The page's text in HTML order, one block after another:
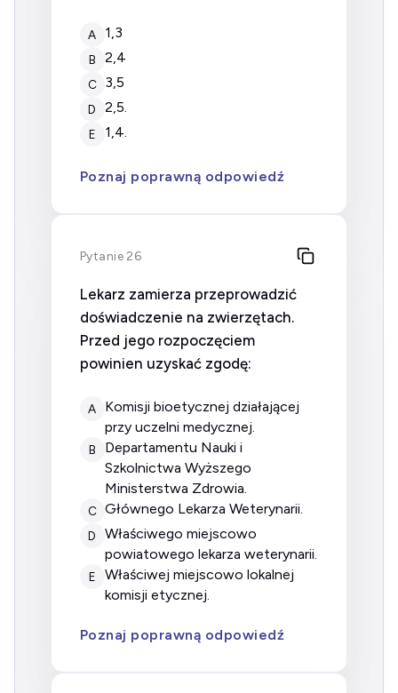
A 1,3
B 2,4
C 3,5
D 2,5.
E 1,4.
Poznaj poprawną odpowiedź
Pytanie 26
Lekarz zamierza przeprowadzić
doświadczenie na zwierzętach.
Przed jego rozpoczęciem
powinien uzyskać zgodę:
A
komisji bioetycznej działającej
przy uczelni medycznej.
B
Departamentu Nauki i
Szkolnictwa Wyższego
Ministerstwa Zdrowia.
C Głównego Lekarza Weterynarii.
D
właściwego miejscowo
powiatowego lekarza weterynarii.
E
właściwej miejscowo lokalnej
komisji etycznej.
Poznaj poprawną odpowiedź